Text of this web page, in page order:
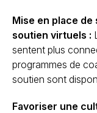
Mise en place
soutien virtuels :
sentent plus
programmes de
soutien sont
Favoriser une